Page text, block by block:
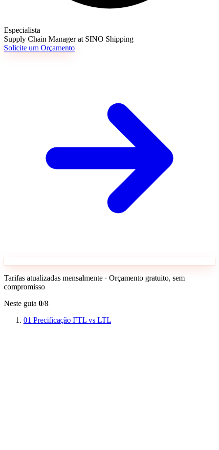
Especialista
Supply Chain Manager at SINO Shipping
Solicite um Orçamento
Tarifas atualizadas mensalmente · Orçamento gratuito, sem
compromisso
Neste guia 0/8
01 Precificação FTL vs LTL